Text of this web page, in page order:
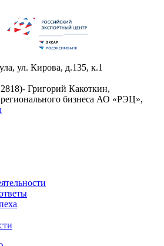
ул. Кирова, д.135, к.1
Григорий Какоткин,
бизнеса АО «РЭЦ»,